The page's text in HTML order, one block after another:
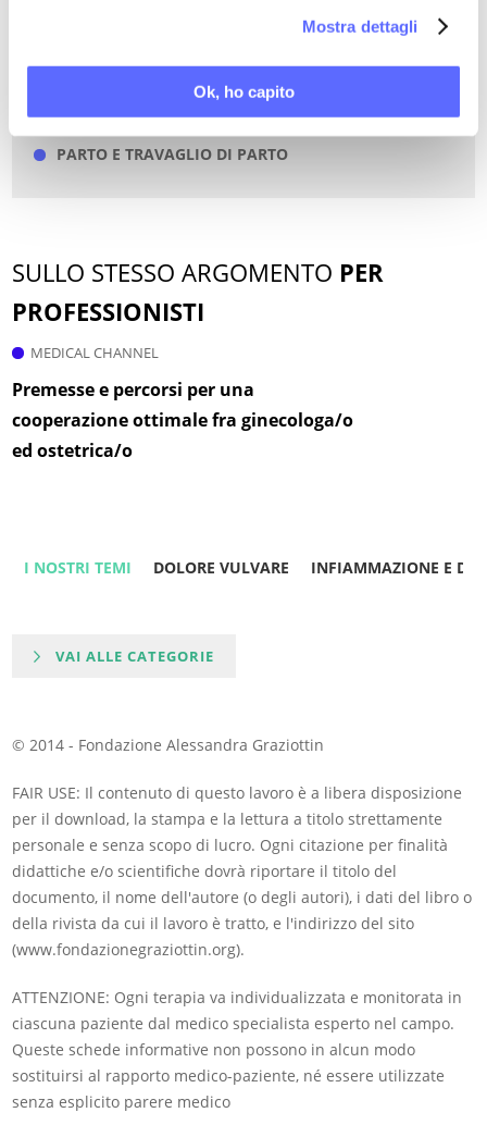
Mostra dettagli
Ok, ho capito
OSTETRICIA
PARTO E TRAVAGLIO DI PARTO
SULLO STESSO ARGOMENTO PER
PROFESSIONISTI
MEDICAL CHANNEL
Premesse e percorsi per una
cooperazione ottimale fra ginecologa/o
ed ostetrica/o
I NOSTRI TEMI DOLORE VULVARE INFIAMMAZIONE E
VAI ALLE CATEGORIE
© 2014 - Fondazione Alessandra Graziottin
FAIR USE: Il contenuto di questo lavoro è a libera disposizione
per il download, la stampa e la lettura a titolo strettamente
personale e senza scopo di lucro. Ogni citazione per finalità
didattiche e/o scientifiche dovrà riportare il titolo del
documento, il nome dell'autore (o degli autori), i dati del libro o
della rivista da cui il lavoro è tratto, e l'indirizzo del sito
(www.fondazionegraziottin.org).
ATTENZIONE: Ogni terapia va individualizzata e monitorata in
ciascuna paziente dal medico specialista esperto nel campo.
Queste schede informative non possono in alcun modo
sostituirsi al rapporto medico-paziente, né essere utilizzate
senza esplicito parere medico